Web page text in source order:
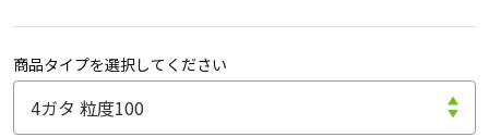
商品タイプを選択してください